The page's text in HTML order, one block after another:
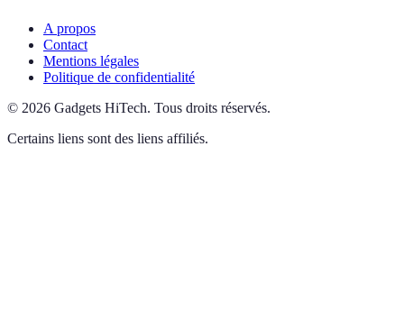
A propos
Contact
Mentions légales
Politique de confidentialité
© 2026 Gadgets HiTech. Tous droits réservés.
Certains liens sont des liens affiliés.